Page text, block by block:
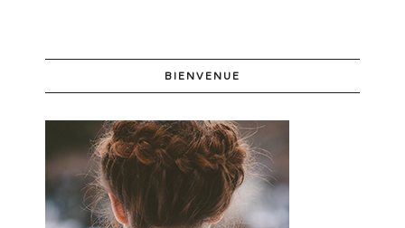
BIENVENUE